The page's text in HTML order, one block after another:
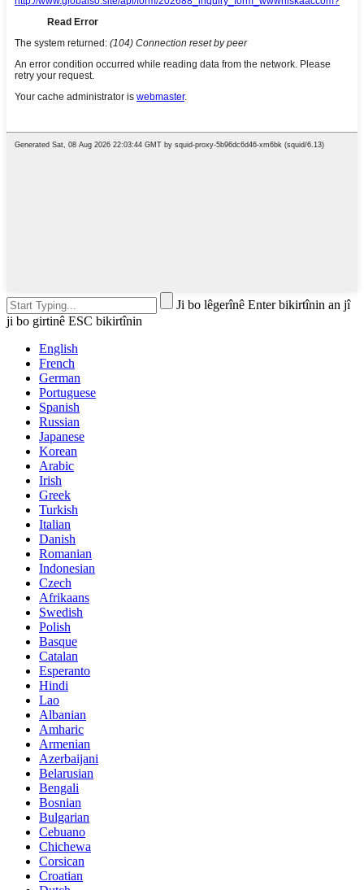
Ji bo lêgerînê Enter bikirtînin an jî
ji bo girtinê ESC bikirtînin
English
French
German
Portuguese
Spanish
Russian
Japanese
Korean
Arabic
Irish
Greek
Turkish
Italian
Danish
Romanian
Indonesian
Czech
Afrikaans
Swedish
Polish
Basque
Catalan
Esperanto
Hindi
Lao
Albanian
Amharic
Armenian
Azerbaijani
Belarusian
Bengali
Bosnian
Bulgarian
Cebuano
Chichewa
Corsican
Croatian